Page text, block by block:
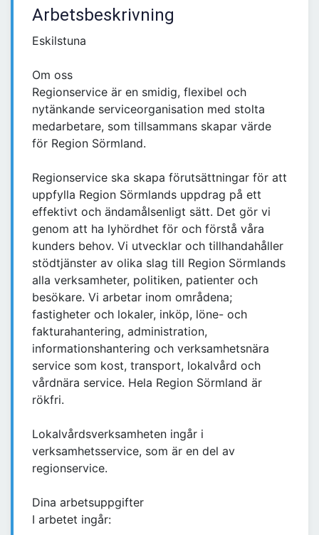
Arbetsbeskrivning
Eskilstuna
Om oss
Regionservice är en smidig, flexibel och
nytänkande serviceorganisation med stolta
medarbetare, som tillsammans skapar värde
för Region Sörmland.
Regionservice ska skapa förutsättningar för att
uppfylla Region Sörmlands uppdrag på ett
effektivt och ändamålsenligt sätt. Det gör vi
genom att ha lyhördhet för och förstå våra
kunders behov. Vi utvecklar och tillhandahåller
stödtjänster av olika slag till Region Sörmlands
alla verksamheter, politiken, patienter och
besökare. Vi arbetar inom områdena;
fastigheter och lokaler, inköp, löne- och
fakturahantering, administration,
informationshantering och verksamhetsnära
service som kost, transport, lokalvård och
vårdnära service. Hela Region Sörmland är
rökfri.
Lokalvårdsverksamheten ingår i
verksamhetsservice, som är en del av
regionservice.
Dina arbetsuppgifter
I arbetet ingår: